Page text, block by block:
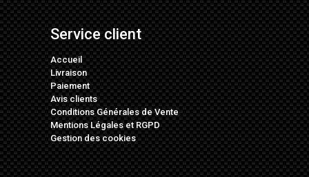
Service client
Accueil
Livraison
Paiement
Avis clients
Conditions Générales de Vente
Mentions LégalesetRGPD
Gestion des cookies